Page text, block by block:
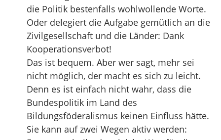
die Politik bestenfalls wohlwollende Worte.
Oder delegiert die Aufgabe gemütlich an die
Zivilgesellschaft und die Länder: Dank
Kooperationsverbot!
Das ist bequem. Aber wer sagt, mehr sei
nicht möglich, der macht es sich zu leicht.
Denn es ist einfach nicht wahr, dass die
Bundespolitik im Land des
Bildungsföderalismus keinen Einfluss hätte.
Sie kann auf zwei Wegen aktiv werden: